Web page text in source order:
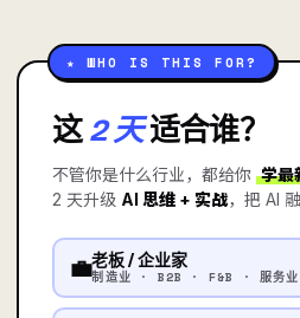
★ WHO IS THIS FOR?
这2 天适合谁？
不管你是什么行业，都给你 学最
2 天升级 AI 思维 + 实战，把 AI
💼老板 / 企业家
制造业 · B2B · F&B · 服务